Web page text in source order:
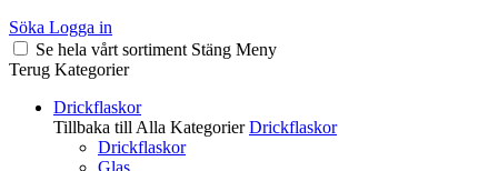
Söka Logga in
Se hela vårt sortiment Stäng Meny
Terug Kategorier
Drickflaskor
Tillbaka till Alla Kategorier Drickflaskor
Drickflaskor
Glas